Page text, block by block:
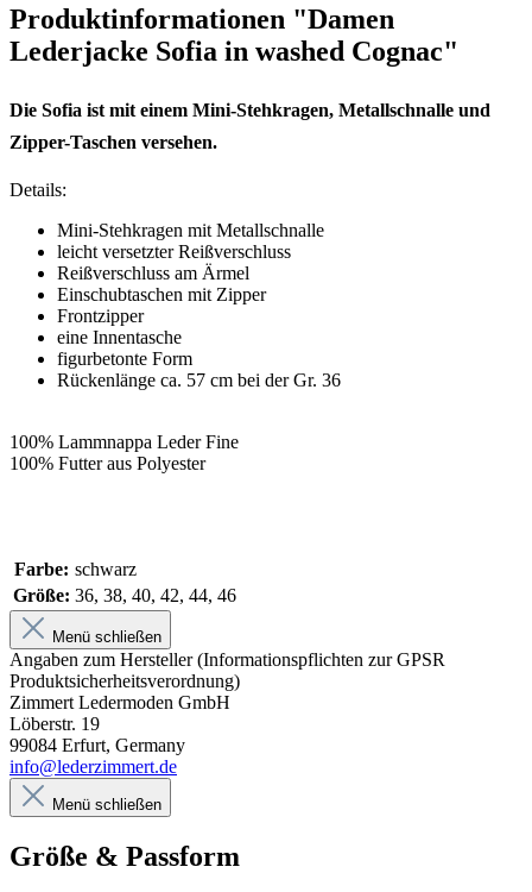
Produktinformationen "Damen
Lederjacke Sofia in washed Cognac"
Die Sofia ist mit einem Mini-Stehkragen, Metallschnalle und
Zipper-Taschen versehen.
Details:
Mini-Stehkragen mit Metallschnalle
leicht versetzter Reißverschluss
Reißverschluss am Ärmel
Einschubtaschen mit Zipper
Frontzipper
eine Innentasche
figurbetonte Form
Rückenlänge ca. 57 cm bei der Gr. 36
100% Lammnappa Leder Fine
100% Futter aus Polyester
Farbe: schwarz
Größe: 36, 38, 40, 42, 44, 46
Menü schließen
Angaben zum Hersteller (Informationspflichten zur GPSR
Produktsicherheitsverordnung)
Zimmert Ledermoden GmbH
Löberstr. 19
99084 Erfurt, Germany
info@lederzimmert.de
Menü schließen
Größe & Passform